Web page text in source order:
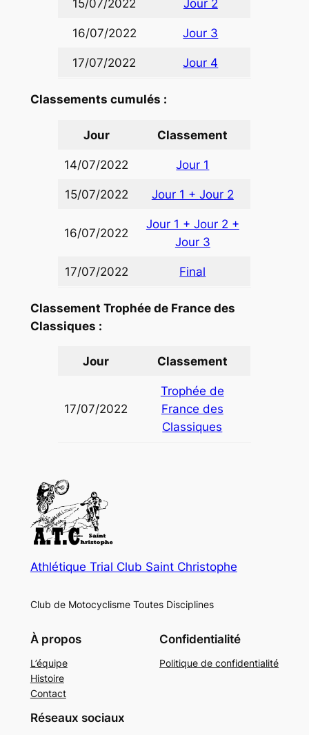
15/07/2022 Jour 2
16/07/2022 Jour 3
17/07/2022 Jour 4
Classements cumulés :
Jour Classement
14/07/2022 Jour 1
15/07/2022 Jour 1 + Jour2
16/07/2022
Jour 1 + Jour 2 +
Jour 3
17/07/2022 Final
Classement Trophée de France des
Classiques :
Jour Classement
17/07/2022
Trophée de
France des
Classiques
Athlétique Trial Club Saint Christophe
Club de Motocyclisme Toutes Disciplines
À propos
L’équipe
Histoire
Contact
Confidentialité
Politique de confidentialité
Réseaux sociaux